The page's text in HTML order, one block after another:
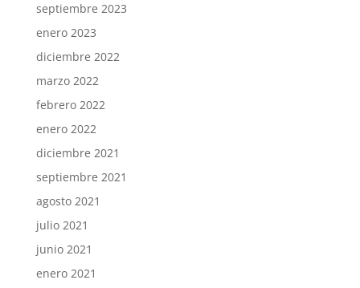
septiembre 2023
enero 2023
diciembre 2022
marzo 2022
febrero 2022
enero 2022
diciembre 2021
septiembre 2021
agosto 2021
julio 2021
junio 2021
enero 2021